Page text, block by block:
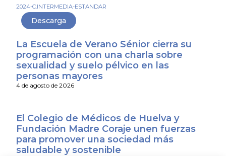
2024-C.INTERMEDIA-ESTANDAR
Descarga
La Escuela de Verano Sénior cierra su
programación con una charla sobre
sexualidad y suelo pélvico en las
personas mayores
4 de agosto de 2026
El Colegio de Médicos de Huelva y
Fundación Madre Coraje unen fuerzas
para promover una sociedad más
saludable y sostenible